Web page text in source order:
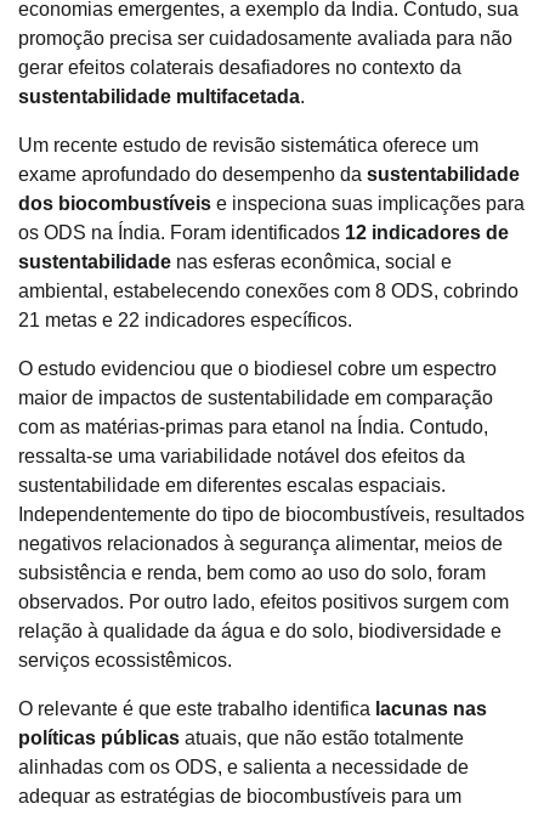
economias emergentes, a exemplo da Índia. Contudo, sua
promoção precisa ser cuidadosamente avaliada para não
gerar efeitos colaterais desafiadores no contexto da
sustentabilidade multifacetada.
Um recente estudo de revisão sistemática oferece um
exame aprofundado do desempenho da sustentabilidade
dos biocombustíveis e inspeciona suas implicações para
os ODS na Índia. Foram identificados 12 indicadores de
sustentabilidade nas esferas econômica, social e
ambiental, estabelecendo conexões com 8 ODS, cobrindo
21 metas e 22 indicadores específicos.
O estudo evidenciou que o biodiesel cobre um espectro
maior de impactos de sustentabilidade em comparação
com as matérias-primas para etanol na Índia. Contudo,
ressalta-se uma variabilidade notável dos efeitos da
sustentabilidade em diferentes escalas espaciais.
Independentemente do tipo de biocombustíveis, resultados
negativos relacionados à segurança alimentar, meios de
subsistência e renda, bem como ao uso do solo, foram
observados. Por outro lado, efeitos positivos surgem com
relação à qualidade da água e do solo, biodiversidade e
serviços ecossistêmicos.
O relevante é que este trabalho identifica lacunas nas
políticas públicas atuais, que não estão totalmente
alinhadas com os ODS, e salienta a necessidade de
adequar as estratégias de biocombustíveis para um